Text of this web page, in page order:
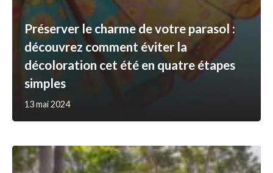
Préserver le charme de votre parasol :
découvrez comment éviter la
décoloration cet été en quatre étapes
simples
13 mai 2024